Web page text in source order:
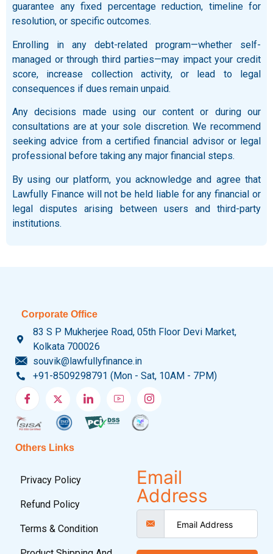
guarantee any fixed percentage reduction, timeline for
resolution, or specific outcomes.
Enrolling in any debt-related program—whether self-
managed or through third parties—may impact your credit
score, increase collection activity, or lead to legal
consequences if dues remain unpaid.
Any decisions made using our content or during our
consultations are at your sole discretion. We recommend
seeking advice from a certified financial advisor or legal
professional before taking any major financial steps.
By using our platform, you acknowledge and agree that
Lawfully Finance will not be held liable for any financial or
legal disputes arising between users and third-party
institutions.
Corporate Office
83 S P Mukherjee Road, 05th Floor Devi Market,
Kolkata 700026
souvik@lawfullyfinance.in
+91-8509298791 (Mon - Sat, 10AM - 7PM)
Others Links
Privacy Policy
Refund Policy
Terms & Condition
Email
Address